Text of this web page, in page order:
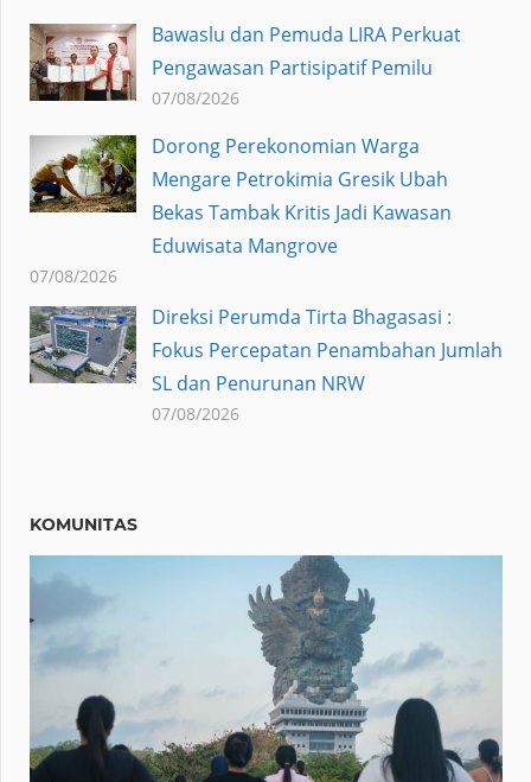
Bawaslu dan Pemuda LIRA Perkuat
Pengawasan Partisipatif Pemilu
07/08/2026
Dorong Perekonomian Warga
Mengare Petrokimia Gresik Ubah
Bekas Tambak Kritis Jadi Kawasan
Eduwisata Mangrove
07/08/2026
Direksi Perumda Tirta Bhagasasi :
Fokus Percepatan Penambahan Jumlah
SL dan Penurunan NRW
07/08/2026
KOMUNITAS